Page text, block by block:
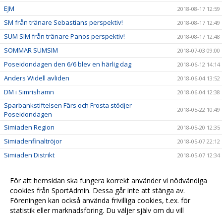
EJM 2018-08-17 12:59
SM från tränare Sebastians perspektiv! 2018-08-17 12:49
SUM SIM från tränare Panos perspektiv! 2018-08-17 12:48
SOMMAR SUMSIM 2018-07-03 09:00
Poseidondagen den 6/6 blev en härlig dag 2018-06-12 14:14
Anders Widell avliden 2018-06-04 13:52
DM i Simrishamn 2018-06-04 12:38
Sparbankstiftelsen Färs och Frosta stödjer
Poseidondagen
2018-05-22 10:49
Simiaden Region 2018-05-20 12:35
Simiadenfinaltröjor 2018-05-07 22:12
Simiaden Distrikt 2018-05-07 12:34
Hanna Bergman uttagen till EJM! 2018-04-11 18:15
Poseidon tar hem två av tre idrottspriser från Lunds
kommun!
2018-03-27 09:33
För att hemsidan ska fungera korrekt använder vi nödvändiga
cookies från SportAdmin. Dessa går inte att stänga av.
Föreningen kan också använda frivilliga cookies, t.ex. för
statistik eller marknadsföring. Du väljer själv om du vill